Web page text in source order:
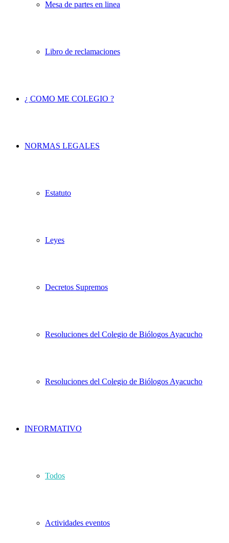
Mesa de partes en linea
Libro de reclamaciones
¿ COMO ME COLEGIO ?
NORMAS LEGALES
Estatuto
Leyes
Decretos Supremos
Resoluciones del Colegio de Biólogos Ayacucho
Resoluciones del Colegio de Biólogos Ayacucho
INFORMATIVO
Todos
Actividades eventos